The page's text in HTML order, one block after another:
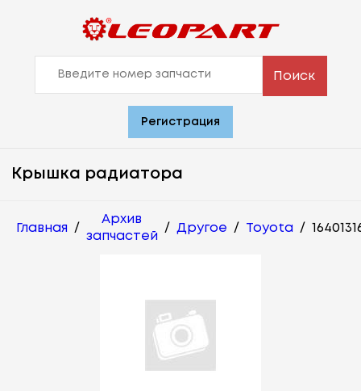
Поиск
Регистрация
Крышка радиатора
Главная /
Архив
запчастей
/ Другое / Toyota /